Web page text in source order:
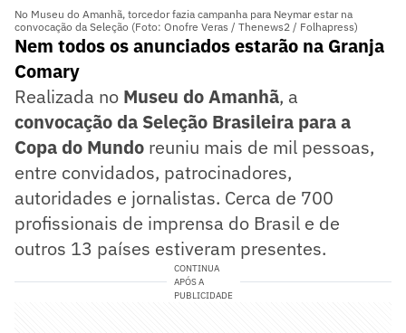
No Museu do Amanhã, torcedor fazia campanha para Neymar estar na
convocação da Seleção (Foto: Onofre Veras / Thenews2 / Folhapress)
Nem todos os anunciados estarão na Granja
Comary
Realizada no Museu do Amanhã, a
convocação da Seleção Brasileira para a
Copa do Mundo reuniu mais de mil pessoas,
entre convidados, patrocinadores,
autoridades e jornalistas. Cerca de 700
profissionais de imprensa do Brasil e de
outros 13 países estiveram presentes.
CONTINUA
APÓS A
PUBLICIDADE